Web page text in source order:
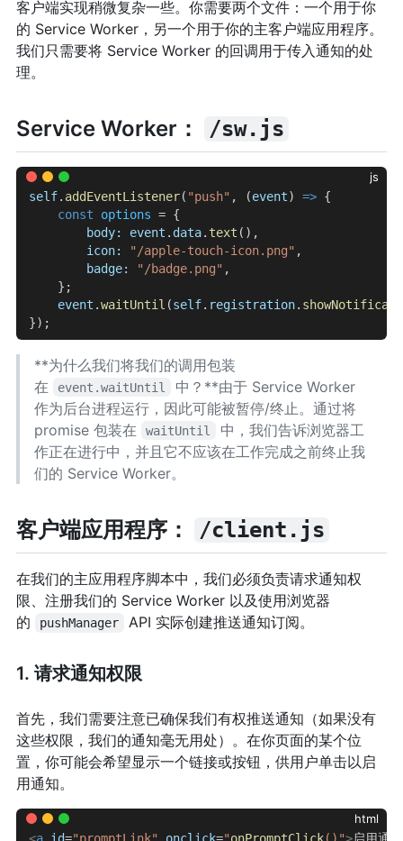
客户端实现稍微复杂一些。你需要两个文件：一个用于你
的 Service Worker，另一个用于你的主客户端应用程序。
我们只需要将 Service Worker 的回调用于传入通知的处
理。
Service Worker： /sw.js
js
self. addEventListener( "push" , (event) => {
    const
options = {
        body:
event . data. text (),
        icon:
"/apple-touch-icon.png" ,
        badge:
"/badge.png" ,
    };
    event
.waitUntil (self. registration.
});
**为什么我们将我们的调用包装
在
event.waitUntil
中？**由于 Service Worker
作为后台进程运行，因此可能被暂停/终止。通过将
promise 包装在
waitUntil
中，我们告诉浏览器工
作正在进行中，并且它不应该在工作完成之前终止我
们的 Service Worker。
客户端应用程序： /client.js
在我们的主应用程序脚本中，我们必须负责请求通知权
限、注册我们的 Service Worker 以及使用浏览器
的
pushManager API 实际创建推送通知订阅。
1. 请求通知权限
首先，我们需要注意已确保我们有权推送通知（如果没有
这些权限，我们的通知毫无用处）。在你页面的某个位
置，你可能会希望显示一个链接或按钮，供用户单击以启
用通知。
html